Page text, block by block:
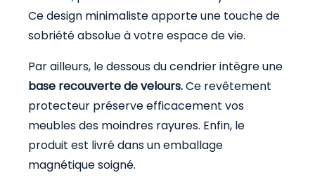
Ce design minimaliste apporte une touche de
sobriété absolue à votre espace de vie.
Par ailleurs, le dessous du cendrier intègre une
base recouverte de velours.Ce revêtement
protecteur préserve efficacement vos
meubles des moindres rayures. Enfin, le
produit est livré dans un emballage
magnétique soigné.